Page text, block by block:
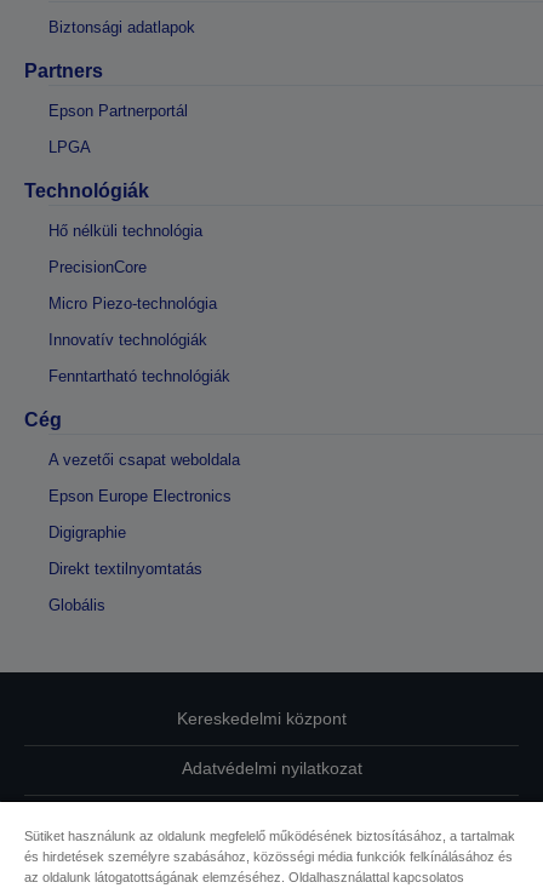
Biztonsági adatlapok
Partners
Epson Partnerportál
LPGA
Technológiák
Hő nélküli technológia
PrecisionCore
Micro Piezo-technológia
Innovatív technológiák
Fenntartható technológiák
Cég
A vezetői csapat weboldala
Epson Europe Electronics
Digigraphie
Direkt textilnyomtatás
Globális
Kereskedelmi központ
Adatvédelmi nyilatkozat
Kapcsolatfelvétel
Sütiket használunk az oldalunk megfelelő működésének biztosításához, a tartalmak
és hirdetések személyre szabásához, közösségi média funkciók felkínálásához és
az oldalunk látogatottságának elemzéséhez. Oldalhasználattal kapcsolatos